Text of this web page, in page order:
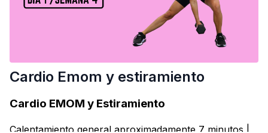
Cardio Emom y estiramiento
Cardio EMOM y Estiramiento
Calentamiento general aproximadamente 7 minutos |